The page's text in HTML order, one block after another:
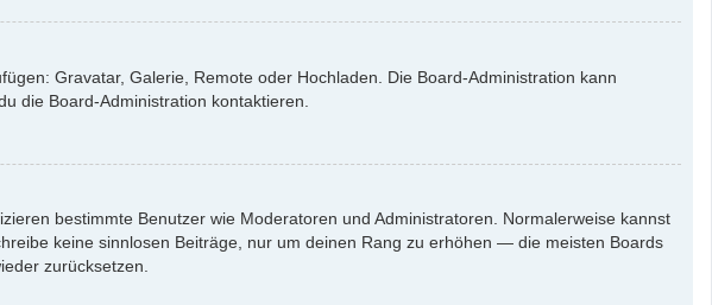
Gravatar, Galerie, Remote oder Hochladen. Die Board-Administration kann
die Board-Administration kontaktieren.
bestimmte Benutzer wie Moderatoren und Administratoren. Normalerweise kannst
keine sinnlosen Beiträge, nur um deinen Rang zu erhöhen — die meisten Boards
zurücksetzen.